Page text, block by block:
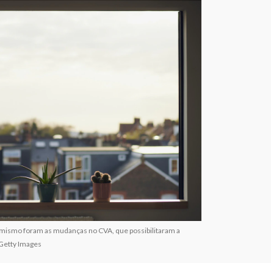
foram as mudanças no CVA, que possibilitaram a
Images